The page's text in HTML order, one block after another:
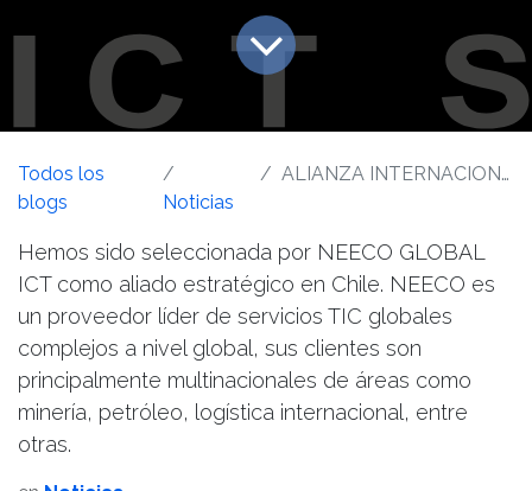
Todos los
blogs
Noticias
ALIANZA INTERNACIONAL
Hemos sido seleccionada por NEECO GLOBAL
ICT como aliado estratégico en Chile. NEECO es
un proveedor líder de servicios TIC globales
complejos a nivel global, sus clientes son
principalmente multinacionales de áreas como
minería, petróleo, logística internacional, entre
otras.